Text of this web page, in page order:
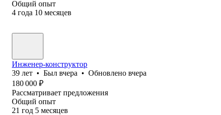
Общий опыт
4 года 10 месяцев
Инженер-конструктор
39 лет • Был вчера • Обновлено вчера
180 000 ₽
Рассматривает предложения
Общий опыт
21 год 5 месяцев